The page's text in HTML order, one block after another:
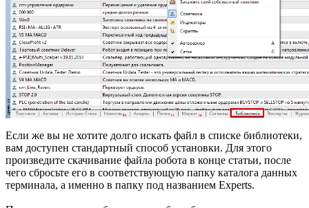
Если же вы не хотите долго искать файл в списке библиотеки,
вам доступен стандартный способ установки. Для этого
произведите скачивание файла робота в конце статьи, после
чего сбросьте его в соответствующую папку каталога данных
терминала, а именно в папку под названием Experts.